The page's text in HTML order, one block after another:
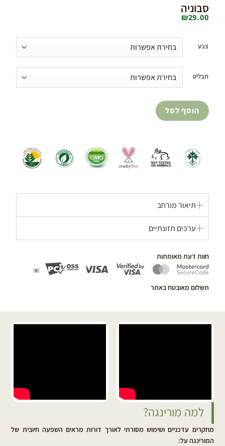
סבוניה
₪29.00
צבע
תבליט
הוסף לסל
תיאור מורחב
ערכים תזונתיים
חוות דעת מאומתות
תשלום מאובטח באתר
למה מורינגה?
מחקרים עדכניים ושימוש מסורתי לאורך דורות מראים השפעה חיובית של
המורינגה על: